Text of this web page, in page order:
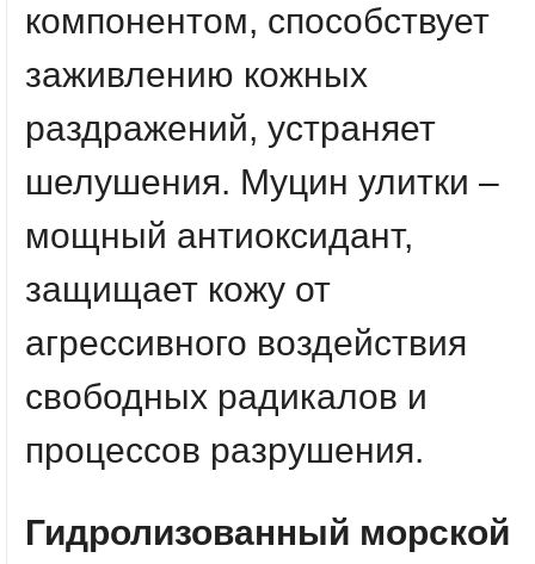
компонентом, способствует
заживлению кожных
раздражений, устраняет
шелушения. Муцин улитки –
мощный антиоксидант,
защищает кожу от
агрессивного воздействия
свободных радикалов и
процессов разрушения.
Гидролизованный морской